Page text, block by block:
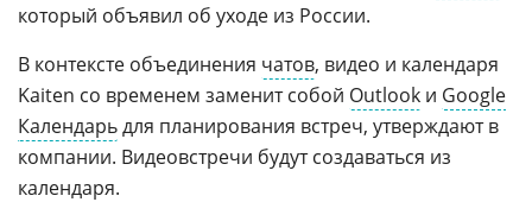
который объявил об уходе из России.
В контексте объединения чатов, видео и календаря
Kaiten со временем заменит собой Outlook и Google
Календарьдля планирования встреч, утверждают в
компании. Видеовстречи будут создаваться из
календаря.